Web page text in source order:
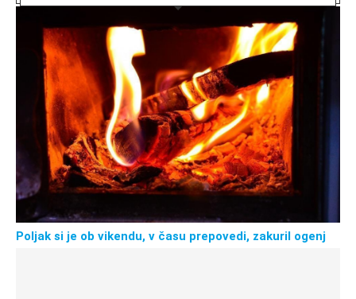
Poljak si je ob vikendu, v času prepovedi, zakuril ogenj